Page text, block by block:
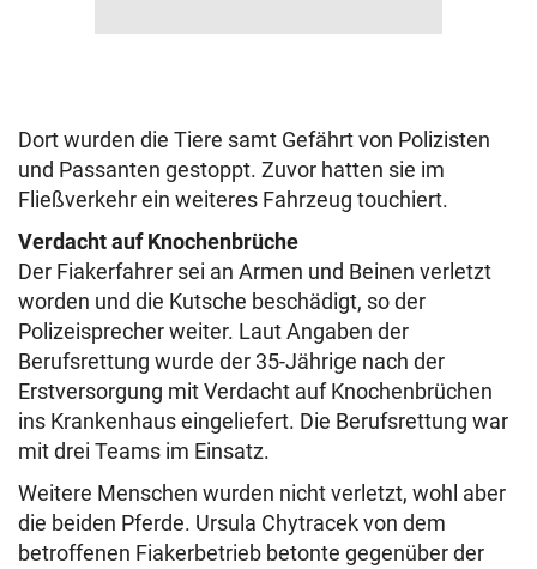
Dort wurden die Tiere samt Gefährt von Polizisten
und Passanten gestoppt. Zuvor hatten sie im
Fließverkehr ein weiteres Fahrzeug touchiert.
Verdacht auf Knochenbrüche
Der Fiakerfahrer sei an Armen und Beinen verletzt
worden und die Kutsche beschädigt, so der
Polizeisprecher weiter. Laut Angaben der
Berufsrettung wurde der 35-Jährige nach der
Erstversorgung mit Verdacht auf Knochenbrüchen
ins Krankenhaus eingeliefert. Die Berufsrettung war
mit drei Teams im Einsatz.
Weitere Menschen wurden nicht verletzt, wohl aber
die beiden Pferde. Ursula Chytracek von dem
betroffenen Fiakerbetrieb betonte gegenüber der